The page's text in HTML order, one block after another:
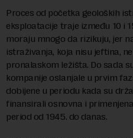
Proces od početka geoloških
eksploatacije traje između 10 i
moraju mnogo da rizikuju, jer
istraživanja, koja nisu jeftina,
pronalaskom ležišta. Do sada
kompanije oslanjale u prvim
dobijene u periodu kada su
finansirali osnovna i
period od 1945. do danas.